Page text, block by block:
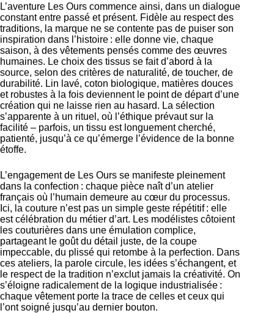
L’aventure Les Ours commence ainsi, dans un dialogue
constant entre passé et présent. Fidèle au respect des
traditions, la marque ne se contente pas de puiser son
inspiration dans l’histoire : elle donne vie, chaque
saison, à des vêtements pensés comme des œuvres
humaines. Le choix des tissus se fait d’abord à la
source, selon des critères de naturalité, de toucher, de
durabilité. Lin lavé, coton biologique, matières douces
et robustes à la fois deviennent le point de départ d’une
création qui ne laisse rien au hasard. La sélection
s’apparente à un rituel, où l’éthique prévaut sur la
facilité – parfois, un tissu est longuement cherché,
patienté, jusqu’à ce qu’émerge l’évidence de la bonne
étoffe.
L’engagement de Les Ours se manifeste pleinement
dans la confection : chaque pièce naît d’un atelier
français où l’humain demeure au cœur du processus.
Ici, la couture n’est pas un simple geste répétitif : elle
est célébration du métier d’art. Les modélistes côtoient
les couturières dans une émulation complice,
partageant le goût du détail juste, de la coupe
impeccable, du plissé qui retombe à la perfection. Dans
ces ateliers, la parole circule, les idées s’échangent, et
le respect de la tradition n’exclut jamais la créativité. On
s’éloigne radicalement de la logique industrialisée :
chaque vêtement porte la trace de celles et ceux qui
l’ont soigné jusqu’au dernier bouton.